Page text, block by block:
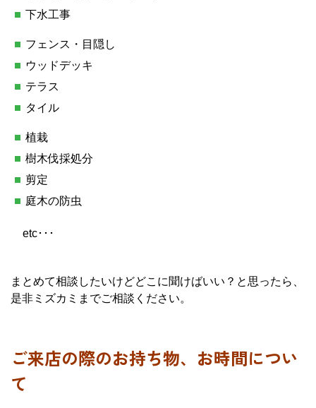
下水工事
フェンス・目隠し
ウッドデッキ
テラス
タイル
植栽
樹木伐採処分
剪定
庭木の防虫
etc･･･
まとめて相談したいけどどこに聞けばいい？と思ったら、
是非ミズカミまでご相談ください。
ご来店の際のお持ち物、お時間につい
て